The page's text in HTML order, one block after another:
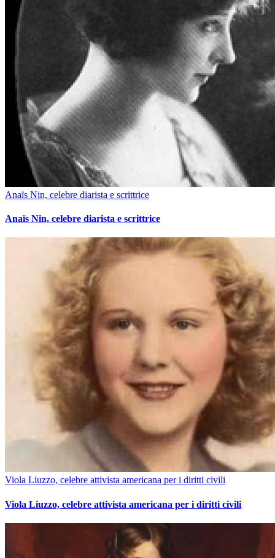
Anaïs Nin, celebre diarista e scrittrice
Anaïs Nin, celebre diarista e scrittrice
Viola Liuzzo, celebre attivista americana per i diritti civili
Viola Liuzzo, celebre attivista americana per i diritti civili